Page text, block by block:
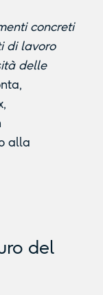
concreti
di lavoro
delle
alla
del